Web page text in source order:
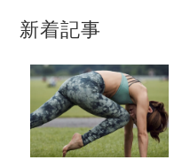
新着記事